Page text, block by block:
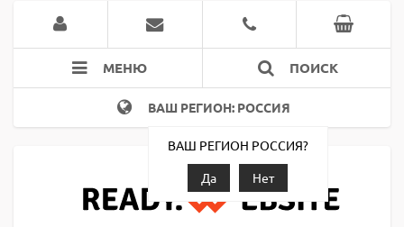
МЕНЮ ПОИСК
ВАШ РЕГИОН: РОССИЯ
ВАШ РЕГИОН РОССИЯ?
Да
Нет